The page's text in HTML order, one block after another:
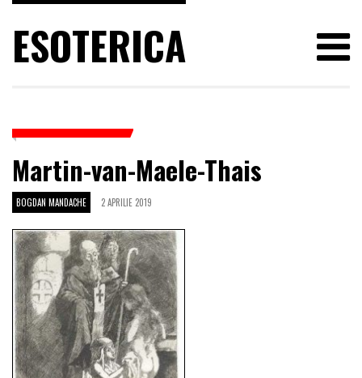
ESOTERICA
Martin-van-Maele-Thais
BOGDAN MANDACHE 2 APRILIE 2019